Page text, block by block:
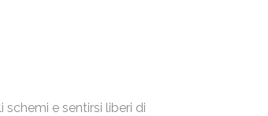
e sentirsi liberi di